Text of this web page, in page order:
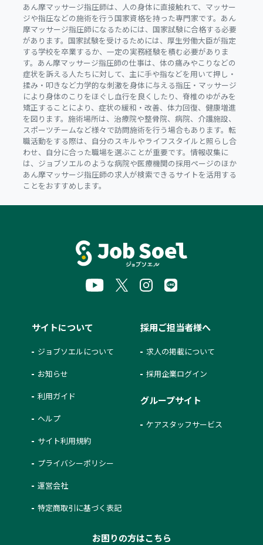
あん摩マッサージ指圧師は、人の身体に直接触れて、マッサー
ジや指圧などの施術を行う国家資格を持った専門家です。あん
摩マッサージ指圧師になるためには、国家試験に合格する必要
があります。国家試験を受けるためには、厚生労働大臣が指定
する学校を卒業するか、一定の実務経験を積む必要がありま
す。あん摩マッサージ指圧師の仕事は、体の痛みやこりなどの
症状を訴える人たちに対して、主に手や指などを用いて押し・
揉み・叩きなど力学的な刺激を身体に与える指圧・マッサージ
により身体のこりをほぐし血行を良くしたり、脊椎のゆがみを
矯正することにより、症状の緩和・改善、体力回復、健康増進
を図ります。施術場所は、治療院や整骨院、病院、介護施設、
スポーツチームなど様々で訪問施術を行う場合もあります。転
職活動をする際は、自分のスキルやライフスタイルと照らし合
わせ、自分に合った職場を選ぶことが重要です。情報収集に
は、ジョブソエルのような病院や医療機関の採用ページのほか
あん摩マッサージ指圧師の求人が検索できるサイトを活用する
ことをおすすめします。
サイトについて
ジョブソエルについて
お知らせ
利用ガイド
ヘルプ
サイト利用規約
プライバシーポリシー
運営会社
特定商取引に基づく表記
採用ご担当者様へ
求人の掲載について
採用企業ログイン
グループサイト
ケアスタッフサービス
お困りの方はこちら